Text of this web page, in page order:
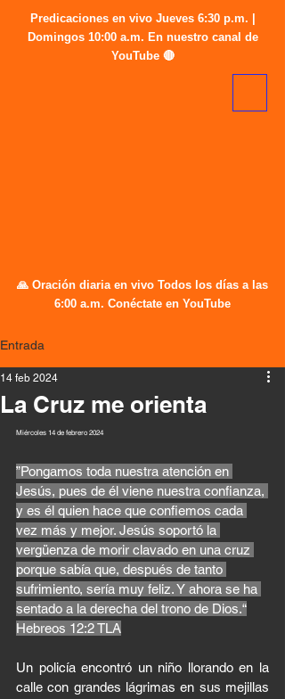
🙏 Oración diaria en vivo Todos los días a las
6:00 a.m. Conéctate en YouTube
Predicaciones en vivo Jueves 6:30 p.m. |
Domingos 10:00 a.m. En nuestro canal de
YouTube 🔴
Entrada
La Cruz me orienta
14 feb 2024
Miércoles 14 de febrero 2024
”Pongamos toda nuestra atención en
Jesús, pues de él viene nuestra confianza,
y es él quien hace que confiemos cada
vez más y mejor. Jesús soportó la
vergüenza de morir clavado en una cruz
porque sabía que, después de tanto
sufrimiento, sería muy feliz. Y ahora se ha
sentado a la derecha del trono de Dios.“
‭‭Hebreos‬ ‭12‬:‭2‬ ‭TLA‬‬
Un policía encontró un niño llorando en la
calle con grandes lágrimas en sus mejillas